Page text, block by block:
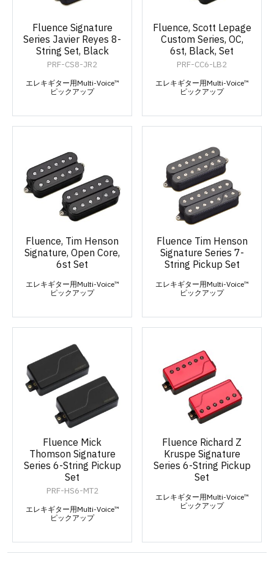
Fluence Signature
Series Javier Reyes 8-
String Set, Black
PRF-CS8-JR2
エレキギター用Multi-Voice™
ピックアップ
Fluence, Scott Lepage
Custom Series, OC,
6st, Black, Set
PRF-CC6-LB2
エレキギター用Multi-Voice™
ピックアップ
Fluence, Tim Henson
Signature, Open Core,
6st Set
エレキギター用Multi-Voice™
ピックアップ
Fluence Tim Henson
Signature Series 7-
String Pickup Set
エレキギター用Multi-Voice™
ピックアップ
Fluence Mick
Thomson Signature
Series 6-String Pickup
Set
PRF-HS6-MT2
エレキギター用Multi-Voice™
ピックアップ
Fluence Richard Z
Kruspe Signature
Series 6-String Pickup
Set
エレキギター用Multi-Voice™
ピックアップ